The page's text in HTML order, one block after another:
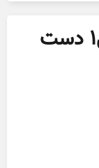
کتاب بین الملل خصوصی۱ دست